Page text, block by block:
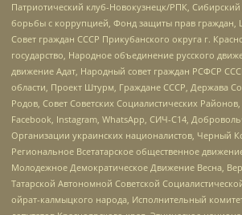
Патриотический клуб-Новокузнецк/РПК,
борьбы с коррупцией, Фонд защиты прав граждан,
Совет граждан СССР Прикубанского округа г.
государство, Народное объединение русского
движение Адат, Народный совет граждан РСФСР
области, Проект Штурм, Граждане СССР, Держава
Родов, Совет Советских Социалистических
Facebook, Instagram, WhatsApp, СИЧ-С14,
Организации украинских националистов, Черный
Региональное Всетатарское общественное
Молодежное Демократическое Движение Весна,
Татарской Автономной Советской
ойрат-калмыцкого народа, Исполнительный